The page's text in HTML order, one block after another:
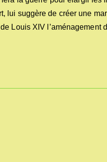
lui suggère de créer une
Louis XIV l’aménagement